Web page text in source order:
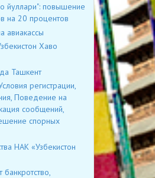
йуллари": повышение
на 20 процентов
авиакассы
Хаво
Ташкент
регистрации,
Поведение на
сообщений,
спорных
НАК «Узбекистон